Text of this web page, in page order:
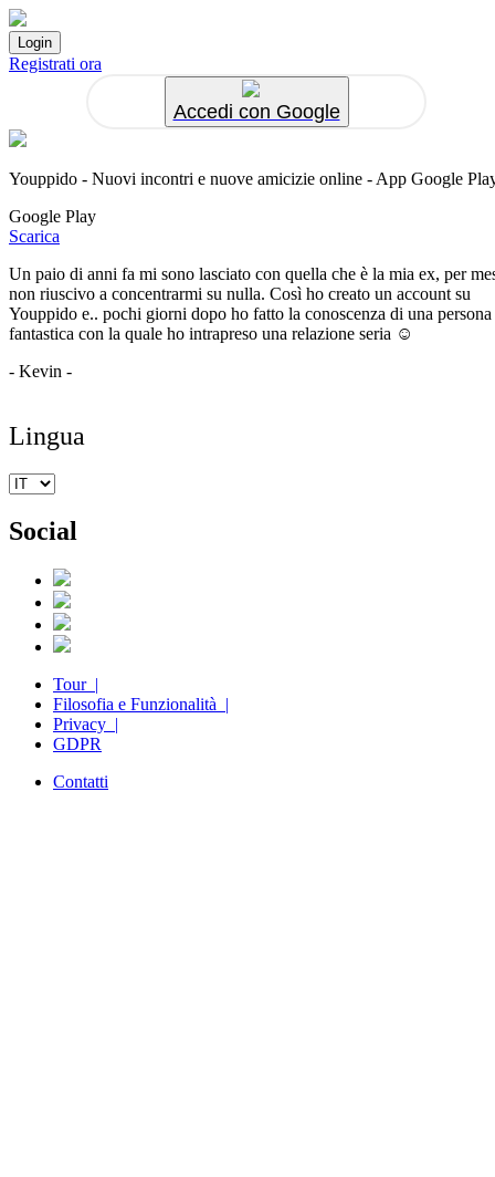
Registrati ora
Accedi con Google
Youppido - Nuovi incontri e nuove amicizie online - App Google
Google Play
Scarica
Un paio di anni fa mi sono lasciato con quella che è la mia ex, per
non riuscivo a concentrarmi su nulla. Così ho creato un account su
Youppido e.. pochi giorni dopo ho fatto la conoscenza di una persona
fantastica con la quale ho intrapreso una relazione seria ☺️
- Kevin -
Lingua
Social
Tour |
Filosofia e Funzionalità |
Privacy |
GDPR
Contatti